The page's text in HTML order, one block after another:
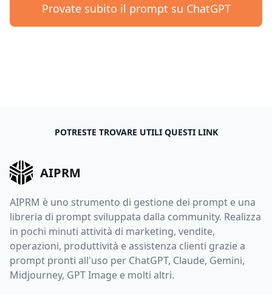
Provate subito il prompt su ChatGPT
POTRESTE TROVARE UTILI QUESTI LINK
AIPRM
AIPRM è uno strumento di gestione dei prompt e una
libreria di prompt sviluppata dalla community. Realizza
in pochi minuti attività di marketing, vendite,
operazioni, produttività e assistenza clienti grazie a
prompt pronti all'uso per ChatGPT, Claude, Gemini,
Midjourney, GPT Image e molti altri.